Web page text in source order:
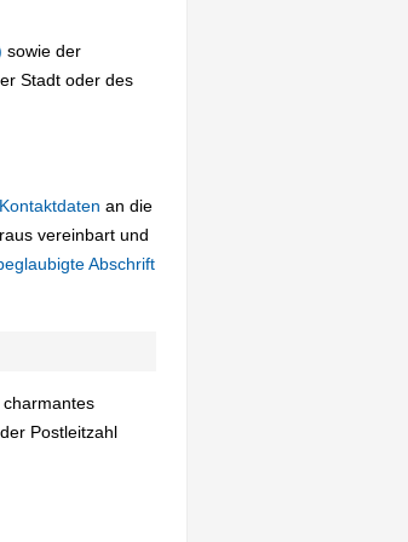
sowie der
Stadt oder des
Kontaktdaten an die
vereinbart und
Abschrift
Postleitzahl